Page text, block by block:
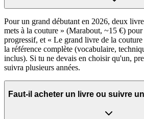
Pour un grand débutant en 2026, deux
mets à la couture » (Marabout, ~15 €)
progressif, et « Le grand livre de la
la référence complète (vocabulaire,
inclus). Si tu ne devais en choisir qu'un,
suivra plusieurs années.
Faut-il acheter un livre ou suivre